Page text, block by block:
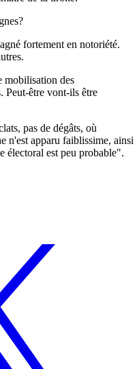
fortement en notoriété.
mobilisation des
Peut-être vont-ils être
pas de dégâts, où
n'est apparu faiblissime, ainsi
électoral est peu probable".